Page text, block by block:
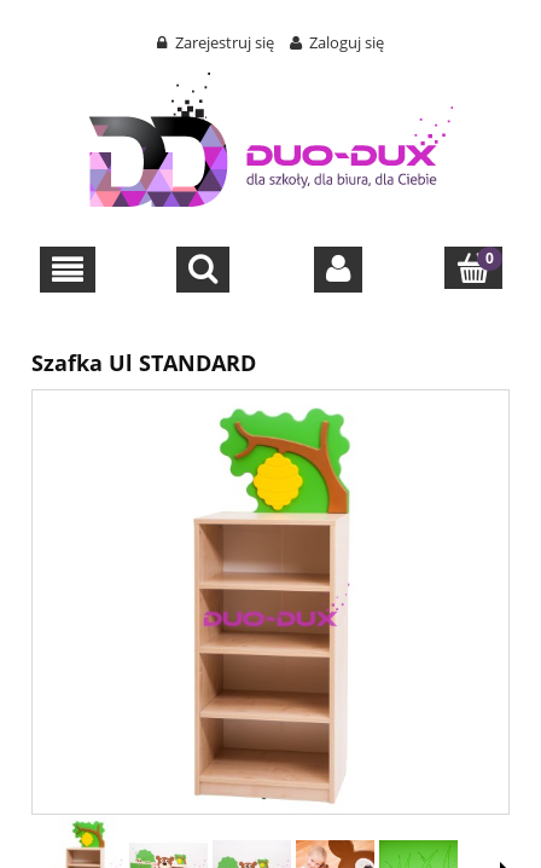
Zarejestruj się Zaloguj się
Szafka Ul STANDARD